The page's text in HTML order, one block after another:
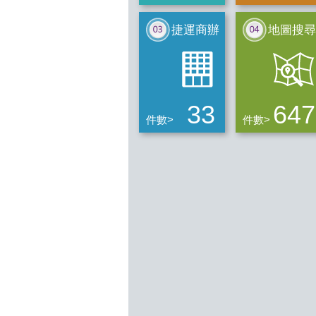
捷運商辦
件數> 33
地圖搜尋
件數> 647